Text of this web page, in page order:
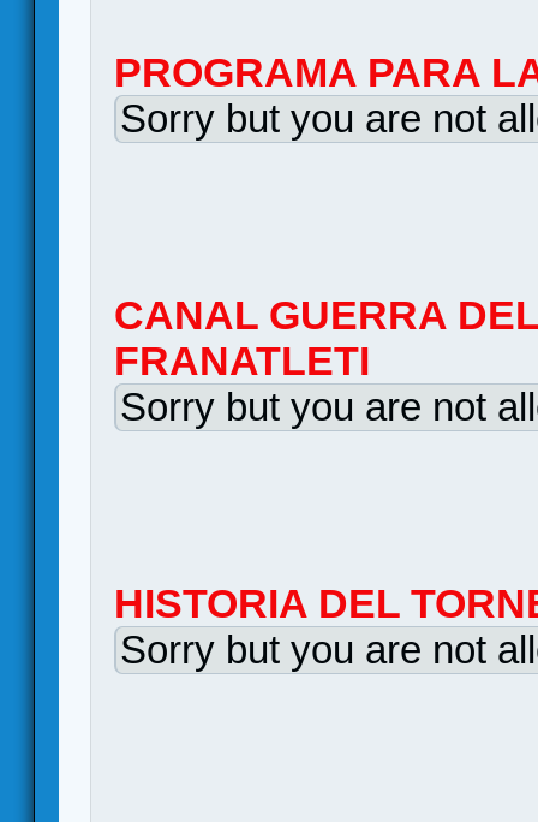
PROGRAMA PARA
Sorry but you are not
CANAL GUERRA
FRANATLETI
Sorry but you are not
HISTORIA DEL
Sorry but you are not